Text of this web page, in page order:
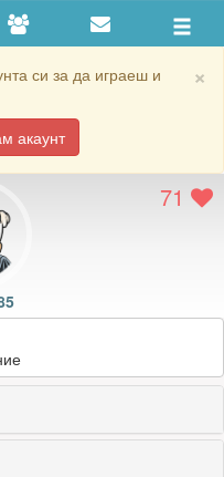
×
си за да играеш и
акаунт
71